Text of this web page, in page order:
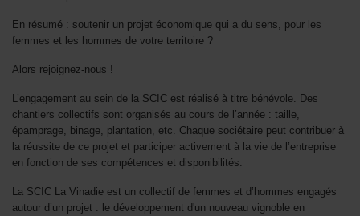
En résumé : soutenir un projet économique qui a du sens, pour les
femmes et les hommes de votre territoire ?
Alors rejoignez-nous !
L’engagement au sein de la SCIC est réalisé à titre bénévole. Des
chantiers collectifs sont organisés au cours de l’année : taille,
épamprage, binage, plantation, etc. Chaque sociétaire peut contribuer à
la réussite de ce projet et participer activement à la vie de l’entreprise
en fonction de ses compétences et disponibilités.
La SCIC La Vinadie est un collectif de femmes et d’hommes engagés
autour d’un projet : le développement d'un nouveau vignoble en